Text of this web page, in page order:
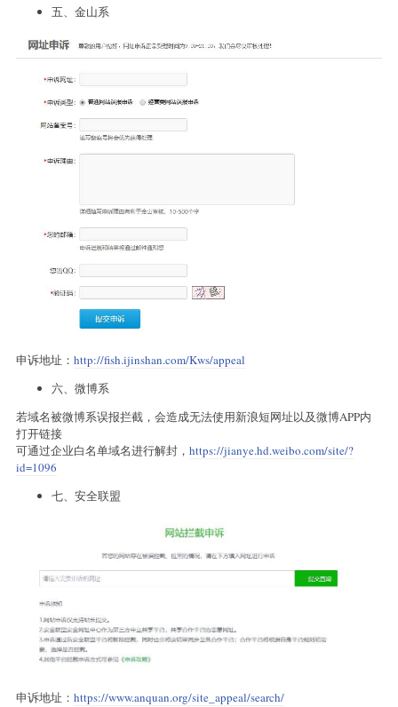
五、金山系
申诉地址： http://fish.ijinshan.com/Kws/appeal
六、微博系
若域名被微博系误报拦截，会造成无法使用新浪短网址以及微博APP内
打开链接
可通过企业白名单域名进行解封， https://jianye.hd.weibo.com/site/?
id=1096
七、安全联盟
申诉地址： https://www.anquan.org/site_appeal/search/